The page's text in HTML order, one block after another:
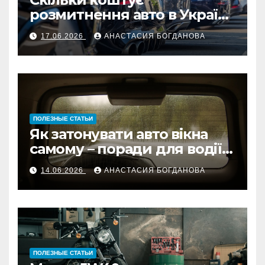
розмитнення авто в Україні:
поради для автолюбителів
2026
17.06.2026 АНАСТАСИЯ БОГДАНОВА
ПОЛЕЗНЫЕ СТАТЬИ
Як затонувати авто вікна
самому – поради для водіїв
України
14.06.2026 АНАСТАСИЯ БОГДАНОВА
ПОЛЕЗНЫЕ СТАТЬИ